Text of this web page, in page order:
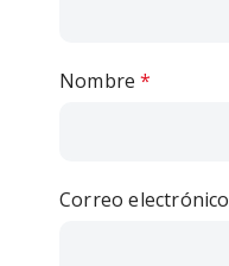
Nombre*
Correo electrónico